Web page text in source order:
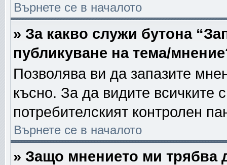
Върнете се в началото
» За какво служи бутона
публикуване на тема/
Позволява ви да запазите
късно. За да видите всичките
потребителският контролен
Върнете се в началото
» Защо мнението ми трябва